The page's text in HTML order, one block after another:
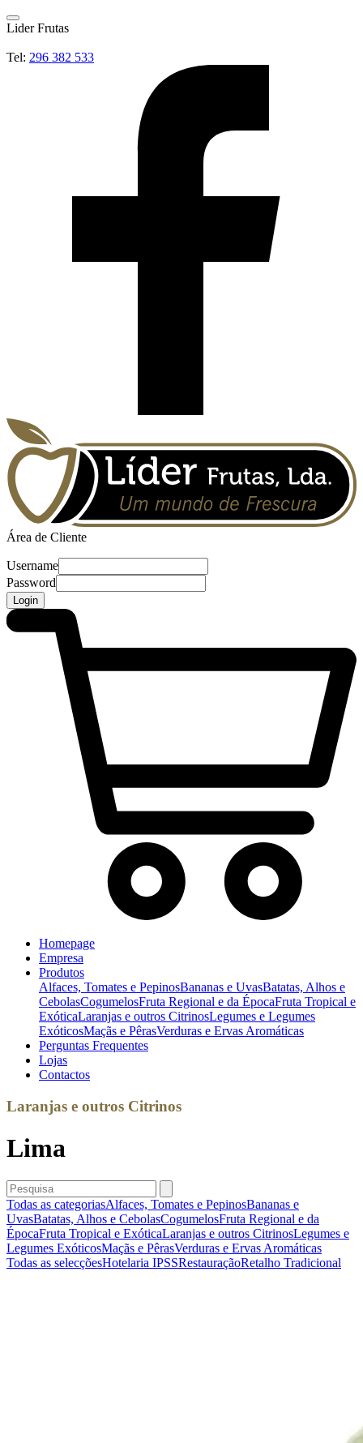
Lider Frutas
Tel: 296 382 533
Área de Cliente
Username
Password
Login
Homepage
Empresa
Produtos
Alfaces, Tomates e PepinosBananas e UvasBatatas, Alhos e
CebolasCogumelosFruta Regional e da ÉpocaFruta Tropical e
ExóticaLaranjas e outros CitrinosLegumes e Legumes
ExóticosMaçãs e PêrasVerduras e Ervas Aromáticas
Perguntas Frequentes
Lojas
Contactos
Laranjas e outros Citrinos
Lima
Todas as categoriasAlfaces, Tomates e PepinosBananas e
UvasBatatas, Alhos e CebolasCogumelosFruta Regional e da
ÉpocaFruta Tropical e ExóticaLaranjas e outros CitrinosLegumes e
Legumes ExóticosMaçãs e PêrasVerduras e Ervas Aromáticas
Todas as selecçõesHotelaria IPSSRestauraçãoRetalho Tradicional